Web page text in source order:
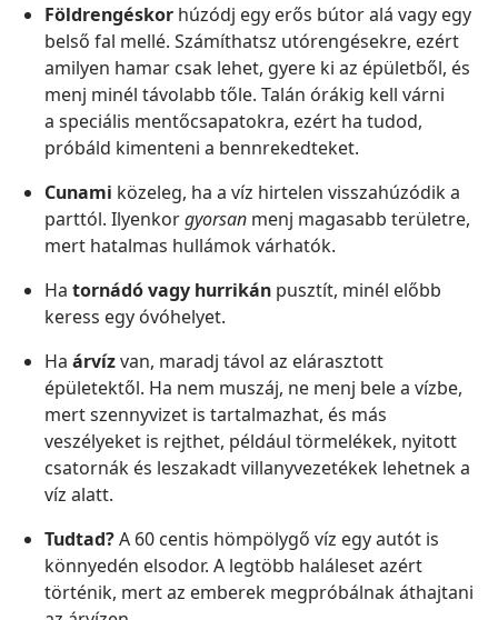
Földrengéskor húzódj egy erős bútor alá vagy egy
belső fal mellé. Számíthatsz utórengésekre, ezért
amilyen hamar csak lehet, gyere ki az épületből, és
menj minél távolabb tőle. Talán órákig kell várni
a speciális mentőcsapatokra, ezért ha tudod,
próbáld kimenteni a bennrekedteket.
Cunami közeleg, ha a víz hirtelen visszahúzódik a
parttól. Ilyenkorgyorsan menj magasabb területre,
mert hatalmas hullámok várhatók.
Ha tornádó vagy hurrikán pusztít, minél előbb
keress egy óvóhelyet.
Ha árvízvan, maradj távol az elárasztott
épületektől. Ha nem muszáj, ne menj bele a vízbe,
mert szennyvizet is tartalmazhat, és más
veszélyeket is rejthet, például törmelékek, nyitott
csatornák és leszakadt villanyvezetékek lehetnek a
víz alatt.
Tudtad?A 60 centis hömpölygő víz egy autót is
könnyedén elsodor. A legtöbb haláleset azért
történik, mert az emberek megpróbálnak áthajtani